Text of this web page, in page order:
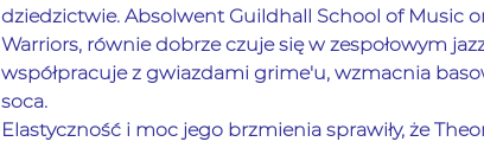
dziedzictwie. Absolwent Guildhall School of Music
Warriors, równie dobrze czuje się w zespołowym
współpracuje z gwiazdami grime'u, wzmacnia
soca.
Elastyczność i moc jego brzmienia sprawiły, że